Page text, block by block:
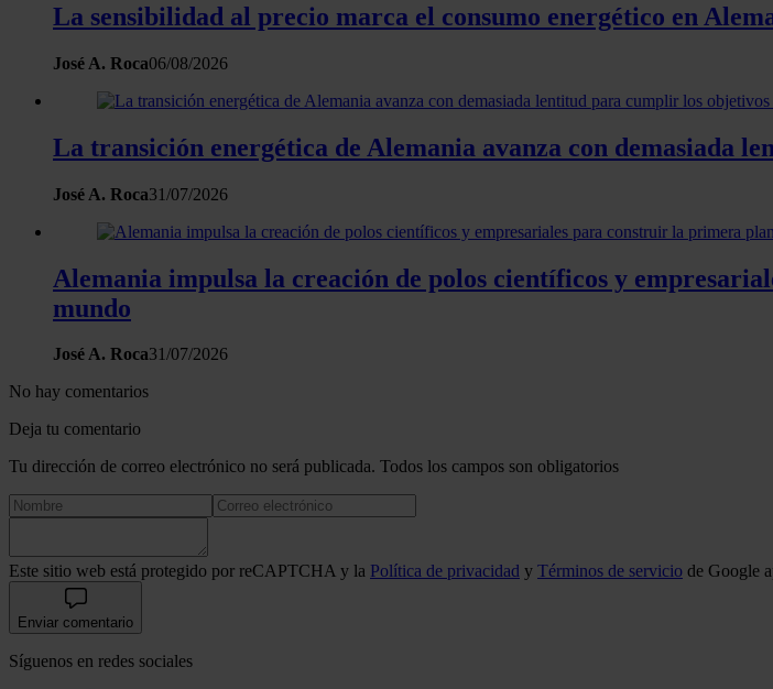
La sensibilidad al precio marca el consumo energético en
José A. Roca06/08/2026
La transición energética de Alemania avanza con demasiada
José A. Roca31/07/2026
Alemania impulsa la creación de polos científicos y
mundo
José A. Roca31/07/2026
No hay comentarios
Deja tu comentario
Tu dirección de correo electrónico no será publicada. Todos los campos son obligatorios
Este sitio web está protegido por reCAPTCHA y la Política de privacidad y Términos de servicio de Google
Enviar comentario
Síguenos en redes sociales